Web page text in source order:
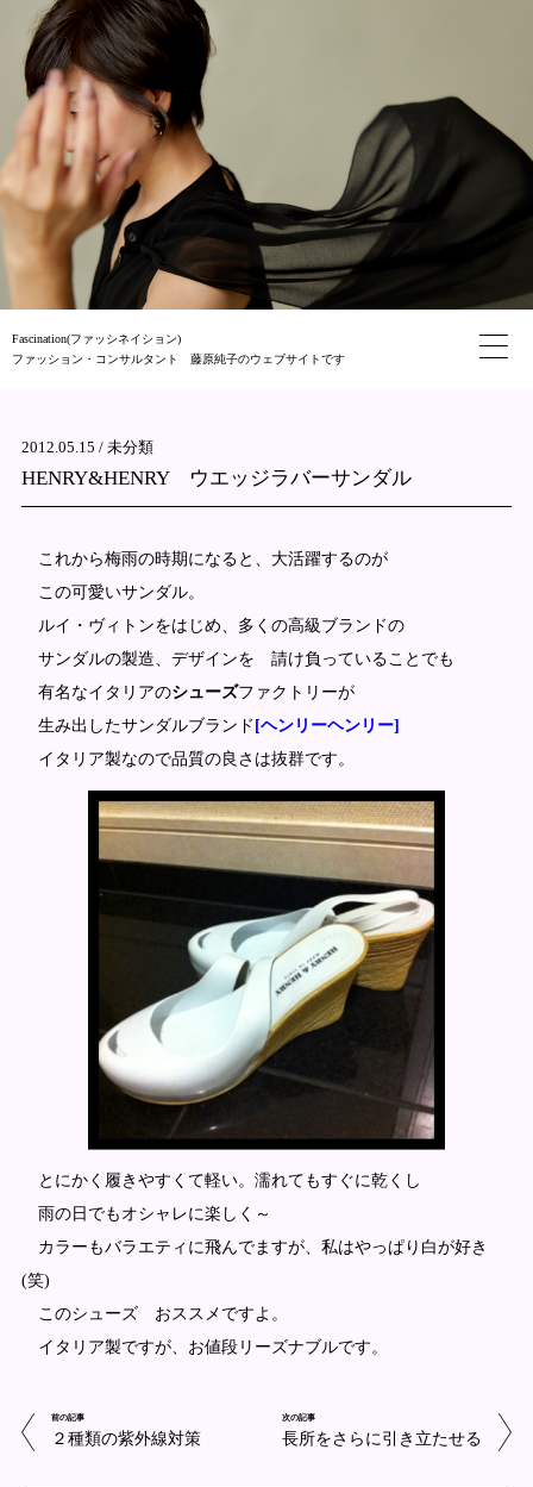
Fascination(ファッシネイション)
ファッション・コンサルタント 藤原純子のウェブサイトです
2012.05.15 / 未分類
HENRY&HENRY ウエッジラバーサンダル
これから梅雨の時期になると、大活躍するのが
この可愛いサンダル。
ルイ・ヴィトンをはじめ、多くの高級ブランドの
サンダルの製造、 デザインを 請け負っていることでも
有名なイタリアのシューズファクトリーが
生み出したサンダルブランド [ヘンリーヘンリー]
イタリア製なので品質の良さは抜群です。
とにかく履きやすくて軽い。濡れてもすぐに乾くし
雨の日でもオシャレに楽しく～
カラーもバラエティに飛んでますが、私はやっぱり白が好き
(笑)
このシューズ おススメですよ。
イタリア製ですが、お値段リーズナブルです。
前の記事
２種類の紫外線対策
次の記事
長所をさらに引き立たせる